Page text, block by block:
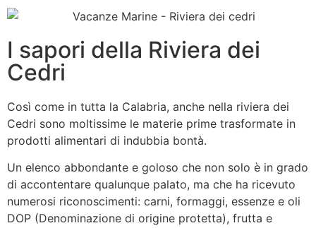
I sapori della Riviera dei
Cedri
Così come in tutta la Calabria, anche nella riviera dei
Cedri sono moltissime le materie prime trasformate in
prodotti alimentari di indubbia bontà.
Un elenco abbondante e goloso che non solo è in grado
di accontentare qualunque palato, ma che ha ricevuto
numerosi riconoscimenti: carni, formaggi, essenze e oli
DOP (Denominazione di origine protetta), frutta e